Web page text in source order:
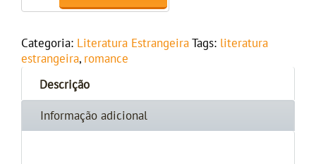
Categoria: Literatura Estrangeira Tags: literatura
estrangeira, romance
Descrição
Informação adicional